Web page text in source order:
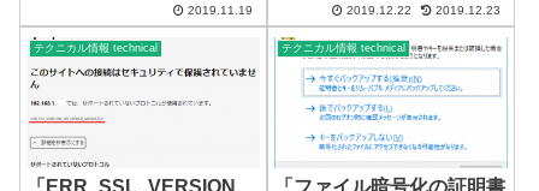
変更になりました。念願だった
「UTF-8」のBOMなしが採用さ
れ、デフォルトが「ANSI」から
「UTF...
2019.11.19
です。コメント不要なファイル
やフォルダは、結構たく...
2019.12.22 2019.12.23
テクニカル情報 technical テクニカル情報 technical